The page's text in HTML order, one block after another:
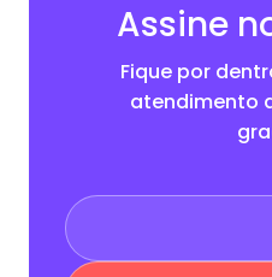
Assine
Fique por
atendimento